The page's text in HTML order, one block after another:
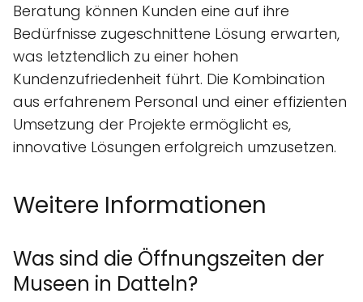
Beratung können Kunden eine auf ihre
Bedürfnisse zugeschnittene Lösung erwarten,
was letztendlich zu einer hohen
Kundenzufriedenheit führt. Die Kombination
aus erfahrenem Personal und einer effizienten
Umsetzung der Projekte ermöglicht es,
innovative Lösungen erfolgreich umzusetzen.
Weitere Informationen
Was sind die Öffnungszeiten der
Museen in Datteln?